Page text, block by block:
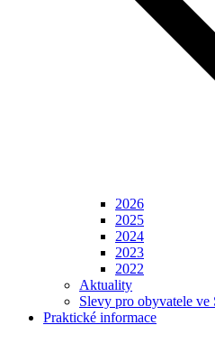
2026
2025
2024
2023
2022
Aktuality
Slevy pro obyvatele
Praktické informace